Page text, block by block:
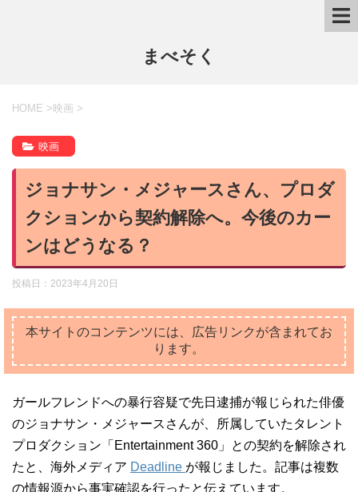
まべそく
HOME > 映画 >
映画
ジョナサン・メジャースさん、プロダ
クションから契約解除へ。今後のカー
ンはどうなる？
投稿日： 2023年4月20日
本サイトのコンテンツには、広告リンクが含まれてお
ります。
ガールフレンドへの暴行容疑で先日逮捕が報じられた俳優
のジョナサン・メジャースさんが、所属していたタレント
プロダクション「Entertainment 360」との契約を解除され
たと、海外メディア Deadline が報じました。記事は複数
の情報源から事実確認を行ったと伝えています。